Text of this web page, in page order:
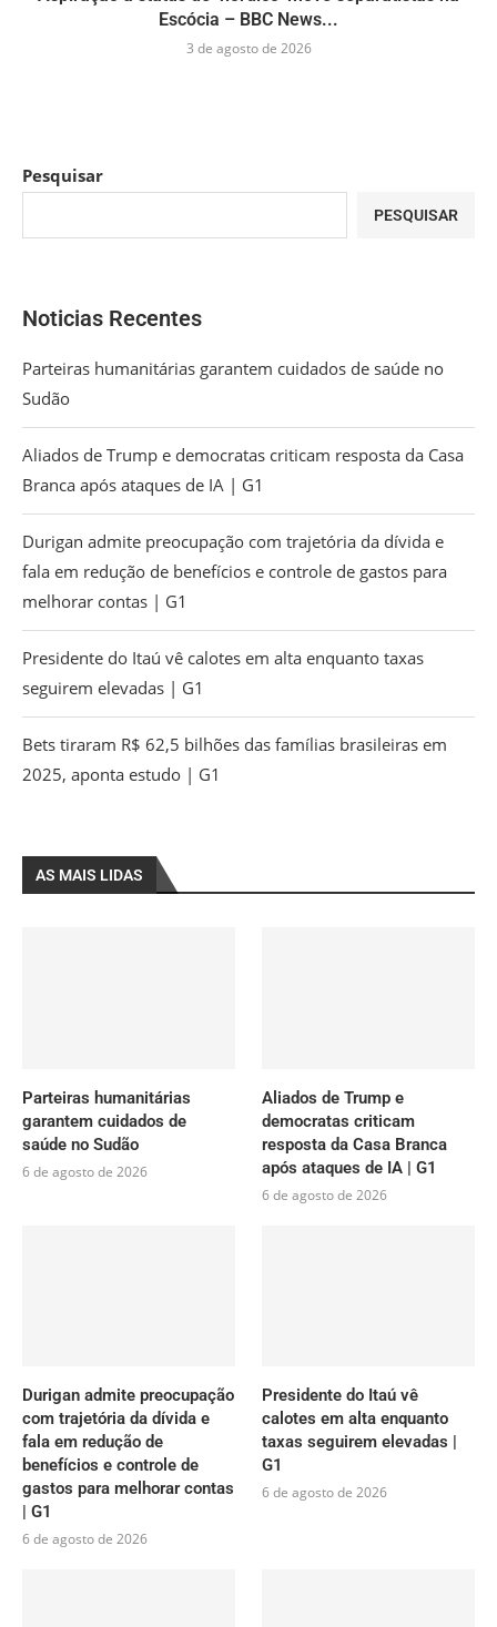
Escócia – BBC News...
3 de agosto de 2026
Pesquisar
PESQUISAR
Noticias Recentes
Parteiras humanitárias garantem cuidados de saúde no
Sudão
Aliados de Trump e democratas criticam resposta da Casa
Branca após ataques de IA | G1
Durigan admite preocupação com trajetória da dívida e
fala em redução de benefícios e controle de gastos para
melhorar contas | G1
Presidente do Itaú vê calotes em alta enquanto taxas
seguirem elevadas | G1
Bets tiraram R$ 62,5 bilhões das famílias brasileiras em
2025, aponta estudo | G1
AS MAIS LIDAS
Parteiras humanitárias
garantem cuidados de
saúde no Sudão
6 de agosto de 2026
Aliados de Trump e
democratas criticam
resposta da Casa Branca
após ataques de IA | G1
6 de agosto de 2026
Durigan admite preocupação
com trajetória da dívida e
fala em redução de
benefícios e controle de
gastos para melhorar contas
| G1
6 de agosto de 2026
Presidente do Itaú vê
calotes em alta enquanto
taxas seguirem elevadas |
G1
6 de agosto de 2026